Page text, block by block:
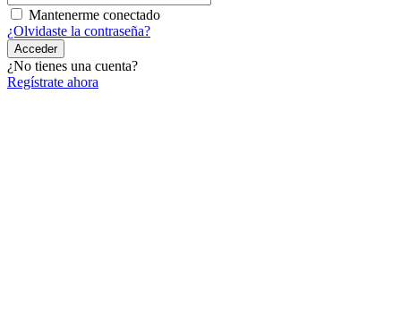
Mantenerme conectado
¿Olvidaste la contraseña?
Acceder
¿No tienes una cuenta?
Regístrate ahora